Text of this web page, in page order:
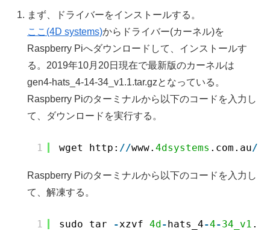
まず、ドライバーをインストールする。
ここ(4D systems)からドライバー(カーネル)を
Raspberry Piへダウンロードして、インストールす
る。2019年10月20日現在で最新版のカーネルは
gen4-hats_4-14-34_v1.1.tar.gzとなっている。
Raspberry Piのターミナルから以下のコードを入力し
て、ダウンロードを実行する。
1 wget http: //www.4dsystems .com.au/
Raspberry Piのターミナルから以下のコードを入力し
て、解凍する。
1 sudo tar -xzvf 4d - hats_4-4-34_v1 .